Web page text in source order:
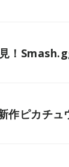
！
作ピカチ